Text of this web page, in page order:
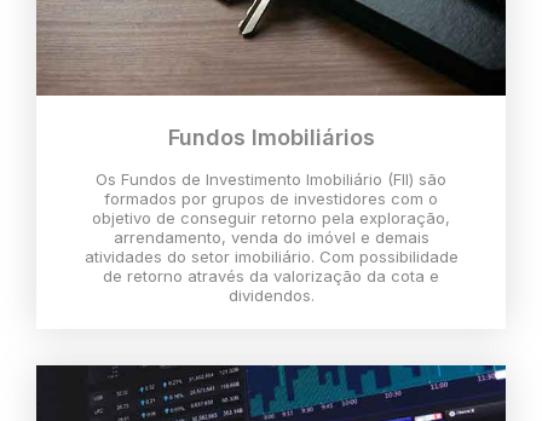
Fundos Imobiliários
Os Fundos de Investimento Imobiliário (FII) são
formados por grupos de investidores com o
objetivo de conseguir retorno pela exploração,
arrendamento, venda do imóvel e demais
atividades do setor imobiliário. Com possibilidade
de retorno através da valorização da cota e
dividendos.